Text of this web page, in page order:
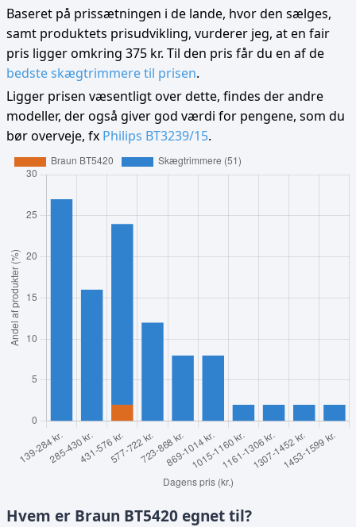
Baseret på prissætningen i de lande, hvor den sælges,
samt produktets prisudvikling, vurderer jeg, at en fair
pris ligger omkring 375 kr. Til den pris får du en af de
bedste skægtrimmere til prisen.
Ligger prisen væsentligt over dette, findes der andre
modeller, der også giver god værdi for pengene, som du
bør overveje, fx Philips BT3239/15.
Hvem er Braun BT5420 egnet til?